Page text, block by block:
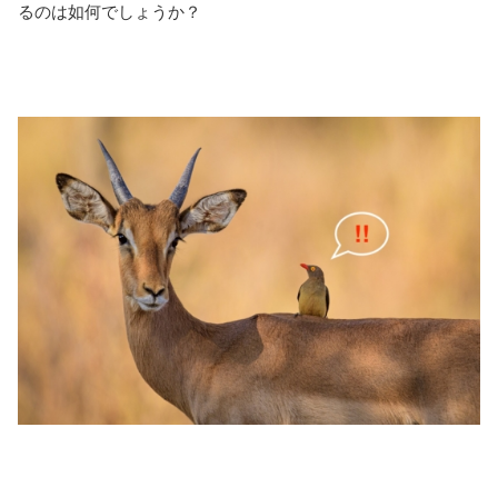
るのは如何でしょうか？